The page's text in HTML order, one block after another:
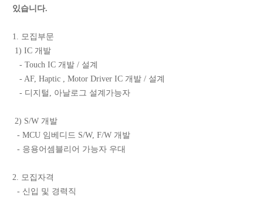
있습니다.
1. 모집부문
1) IC 개발
- Touch IC 개발 / 설계
- AF, Haptic , Motor Driver IC 개발 / 설계
- 디지털, 아날로그 설계가능자
2) S/W 개발
- MCU 임베디드 S/W, F/W 개발
- 응용어셈블리어 가능자 우대
2. 모집자격
- 신입 및 경력직